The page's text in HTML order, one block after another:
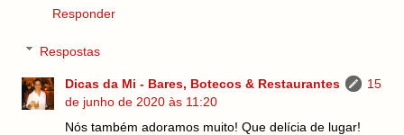
Responder
Respostas
Dicas da Mi - Bares, Botecos & Restaurantes
15
de junho de 2020 às 11:20
Nós também adoramos muito! Que delícia de lugar!